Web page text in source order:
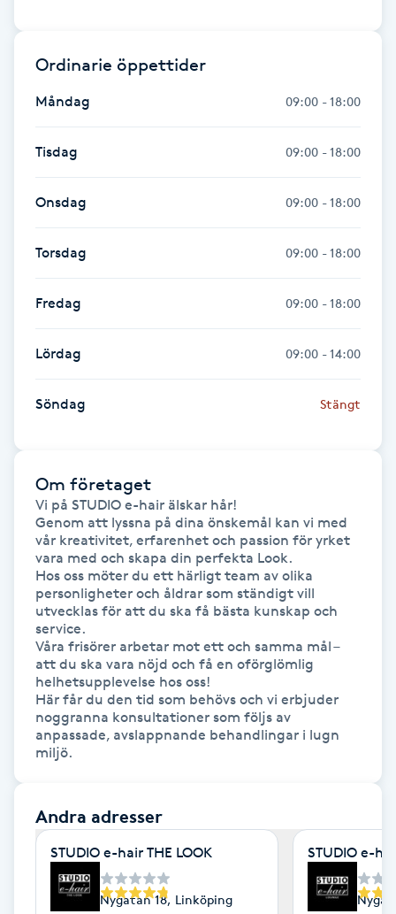
HIFU
Hot Stone Massage
Hot yoga
Hudföryngring
Huduppstramning
Hudvård
Hyaluronsyra
Hypnos
Hårborttagning
Hårbottenbehandling
Hårförlängning
Hårvård
Hälsa
Hälsprickor
Idrottsmassage
Ordinarie öppettider
Måndag 09:00 - 18:00
Tisdag 09:00 - 18:00
Onsdag 09:00 - 18:00
Torsdag 09:00 - 18:00
Fredag 09:00 - 18:00
Lördag 09:00 - 14:00
Söndag Stängt
Om företaget
Vi på STUDIO e-hair älskar hår!
Genom att lyssna på dina önskemål kan vi med
vår kreativitet, erfarenhet och passion för yrket
vara med och skapa din perfekta Look.
Hos oss möter du ett härligt team av olika
personligheter och åldrar som ständigt vill
utvecklas för att du ska få bästa kunskap och
service.
Våra frisörer arbetar mot ett och samma mål –
att du ska vara nöjd och få en oförglömlig
helhetsupplevelse hos oss!
Här får du den tid som behövs och vi erbjuder
noggranna konsultationer som följs av
anpassade, avslappnande behandlingar i lugn
miljö.
Andra adresser
STUDIO e-hair THE LOOK
Nygatan 18, Linköping
STUDIO e-